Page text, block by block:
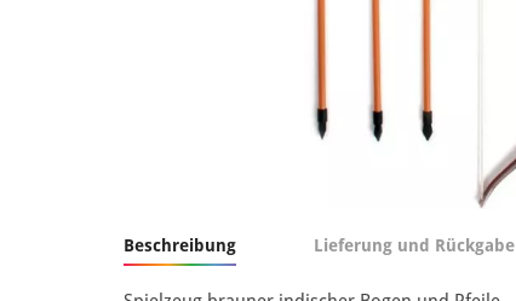
Beschreibung Lieferung und Rückgabe